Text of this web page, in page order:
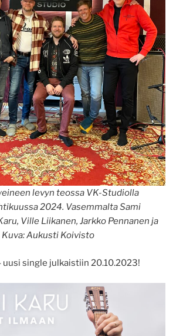
levyn teossa VK-Studiolla
2024. Vasemmalta Sami
Ville Liikanen, Jarkko Pennanen ja
Kuva: Aukusti Koivisto
uusi single julkaistiin 20.10.2023!